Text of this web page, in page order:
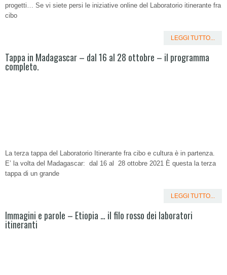
progetti… Se vi siete persi le iniziative online del Laboratorio itinerante fra
cibo
LEGGI TUTTO...
Tappa in Madagascar – dal 16 al 28 ottobre – il programma
completo.
La terza tappa del Laboratorio Itinerante fra cibo e cultura è in partenza.
E’ la volta del Madagascar: dal 16 al 28 ottobre 2021 È questa la terza
tappa di un grande
LEGGI TUTTO...
Immagini e parole – Etiopia … il filo rosso dei laboratori
itineranti